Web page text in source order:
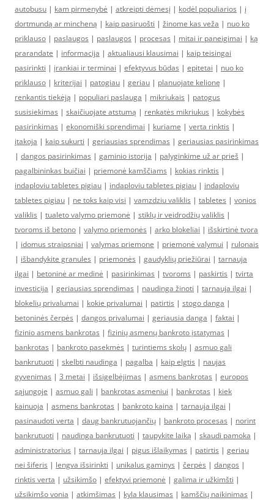
autobusu | kam pirmenybė | atkreipti dėmesį | kodėl populiarios | į
dortmundą ar mincheną | kaip pasiruošti | žinome kas veža | nuo ko
priklauso | paslaugos | paslaugos | procesas | mitai ir paneigimai | ką
prarandate | informacija | aktualiausi klausimai | kaip teisingai
pasirinkti | įrankiai ir terminai | efektyvus būdas | epitetai | nuo ko
priklauso | kriterijai | patogiau | geriau | planuojate kelionę |
renkantis tiekėją | populiari paslauga | mikriukais | patogus
susisiekimas | skaičiuojate atstumą | renkatės mikriukus | kokybės
pasirinkimas | ekonomiški sprendimai | kuriame | verta rinktis |
įtakoja | kaip sukurti | geriausias sprendimas | geriausias pasirinkimas
| dangos pasirinkimas | gaminio istorija | palyginkime už ar prieš |
pagalbininkas buičiai | priemonė kamščiams | kokias rinktis |
indaploviu tabletes pigiau | indaploviu tabletes pigiau | indaploviu
tabletes pigiau | ne toks kaip visi | vamzdziu valiklis | tabletes | vonios
valiklis | tualeto valymo priemonė | stiklų ir veidrodžių valiklis |
tvoroms iš betono | valymo priemonės | arko blokeliai | išskirtinė tvora
| idomus straipsniai | valymas priemone | priemonė valymui | rulonais
| išbandykite granules | priemonės | gaudyklių priežiūrai | tarnauja
ilgai | betoninė ar medinė | pasirinkimas | tvoroms | paskirtis | tvirta
investicija | geriausias sprendimas | naudinga žinoti | tarnauja ilgai |
blokelių privalumai | kokie privalumai | patirtis | stogo danga |
betoninės čerpės | dangos privalumai | geriausia danga | faktai |
fizinio asmens bankrotas | fizinių asmenų bankroto įstatymas |
bankrotas | bankroto pasekmės | turintiems skolų | asmuo gali
bankrutuoti | skelbti naudinga | pagalba | kaip elgtis | naujas
gyvenimas | 3 metai | išsigelbėjimas | asmens bankrotas | europos
sąjungoje | asmuo gali | bankrotas asmeniui | bankrotas | kiek
kainuoja | asmens bankrotas | bankroto kaina | tarnauja ilgai |
pasinaudoti verta | daug bankrutuojančių | bankroto procesas | norint
bankrutuoti | naudinga bankrutuoti | taupykite laiką | skaudi pamoka |
administratorius | tarnauja ilgai | pigus išlaikymas | patirtis | geriau
nei šiferis | lengva išsirinkti | unikalus gaminys | čerpės | dangos |
rinktis verta | užsikimšo | efektyvi priemonė | galima ir užkimšti |
užsikimšo vonia | atkimšimas | kyla klausimas | kamščių naikinimas |